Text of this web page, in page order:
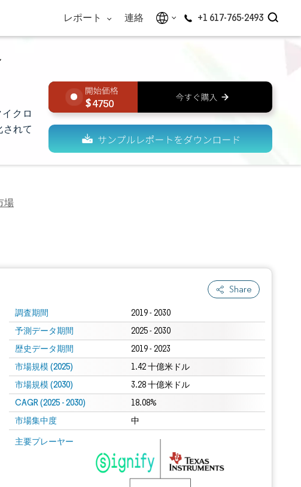
レポート 連絡 +1 617-765-2493
クロ
れて
4750
場
Share
調査期間 2019 - 2030
予測データ期間 2025 - 2030
歴史データ期間 2019 - 2023
市場規模 (2025) 1.42 十億米ドル
市場規模 (2030) 3.28 十億米ドル
CAGR (2025 - 2030) 18.08%
市場集中度 中
主要プレーヤー